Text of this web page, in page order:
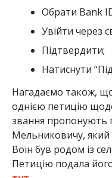
Обрати Bank
Увійти через
Підтвердити;
Натиснути
Нагадаємо також, що
однією петицію
звання пропонують
Мельниковичу, який
Воїн був родом із
Петицію подала